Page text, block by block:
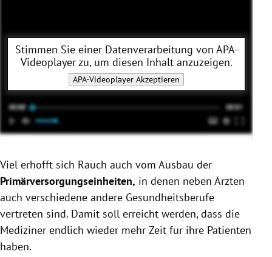
Stimmen Sie einer Datenverarbeitung von APA-
Videoplayerzu, um diesen Inhalt anzuzeigen.
APA-Videoplayer Akzeptieren
Viel erhofft sich Rauch auch vom Ausbau der
Primärversorgungseinheiten, in denen neben Ärzten
auch verschiedene andere Gesundheitsberufe
vertreten sind. Damit soll erreicht werden, dass die
Mediziner endlich wieder mehr Zeit für ihre Patienten
haben.